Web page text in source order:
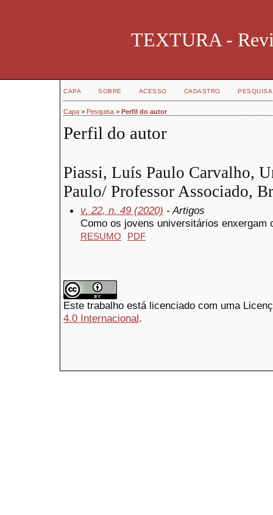
TEXTURA -
CAPA SOBRE ACESSO CADASTRO PESQUISA
Capa > Pesquisa > Perfil do autor
Perfil do autor
Piassi, Luís Paulo Carvalho,
Paulo/ Professor Associado,
v. 22, n. 49 (2020) - Artigos
Como os jovens universitários
RESUMO PDF
Este trabalho está licenciado com uma
4.0 Internacional.